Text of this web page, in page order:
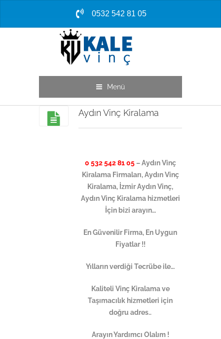
0532 542 81 05
Menü
Aydın Vinç Kiralama
0 532 542 81 05– Aydın Vinç
Kiralama Firmaları, Aydın Vinç
Kiralama, İzmir Aydın Vinç,
Aydın Vinç Kiralama hizmetleri
İçin bizi arayın…
En Güvenilir Firma, En Uygun
Fiyatlar !!
Yılların verdiği Tecrübe ile…
Kaliteli Vinç Kiralama ve
Taşımacılık hizmetleri için
doğru adres..
Arayın Yardımcı Olalım !